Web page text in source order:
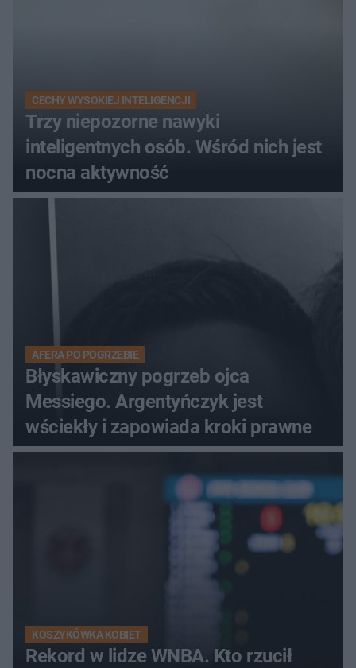
CECHY WYSOKIEJ INTELIGENCJI
Trzy niepozorne nawyki
inteligentnych osób. Wśród nich jest
nocna aktywność
AFERA PO POGRZEBIE
Błyskawiczny pogrzeb ojca
Messiego. Argentyńczyk jest
wściekły i zapowiada kroki prawne
KOSZYKÓWKA KOBIET
Rekord w lidze WNBA. Kto rzucił